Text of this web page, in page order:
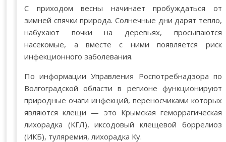
С приходом весны начинает пробуждаться от
зимней спячки природа. Солнечные дни дарят тепло,
набухают почки на деревьях, просыпаются
насекомые, а вместе с ними появляется риск
инфекционного заболевания.
По информации Управления Роспотребнадзора по
Волгоградской области в регионе функционируют
природные очаги инфекций, переносчиками которых
являются клещи — это Крымская геморрагическая
лихорадка (КГЛ), иксодовый клещевой боррелиоз
(ИКБ), туляремия, лихорадка Ку.